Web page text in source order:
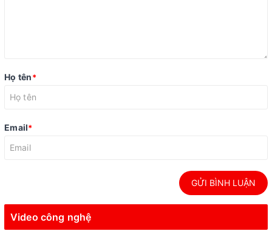
Họ tên*
Email*
GỬI BÌNH LUẬN
Video công nghệ